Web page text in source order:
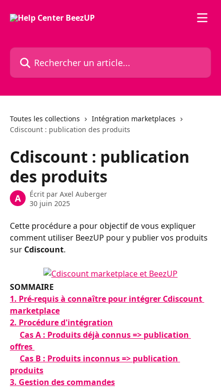
Rechercher un article...
Toutes les collections
Intégration marketplaces
Cdiscount : publication des produits
Cdiscount : publication
des produits
A Écrit par Axel Auberger
30 juin 2025
Cette procédure a pour objectif de vous expliquer
comment utiliser BeezUP pour y publier vos produits
sur Cdiscount.
SOMMAIRE
1. Pré-requis à connaître pour intégrer Cdiscount
marketplace
2. Procédure d'intégration
Cas A : Produits déjà connus => publication
offres
Cas B : Produits inconnus => publication
produits
3. Gestion des commandes